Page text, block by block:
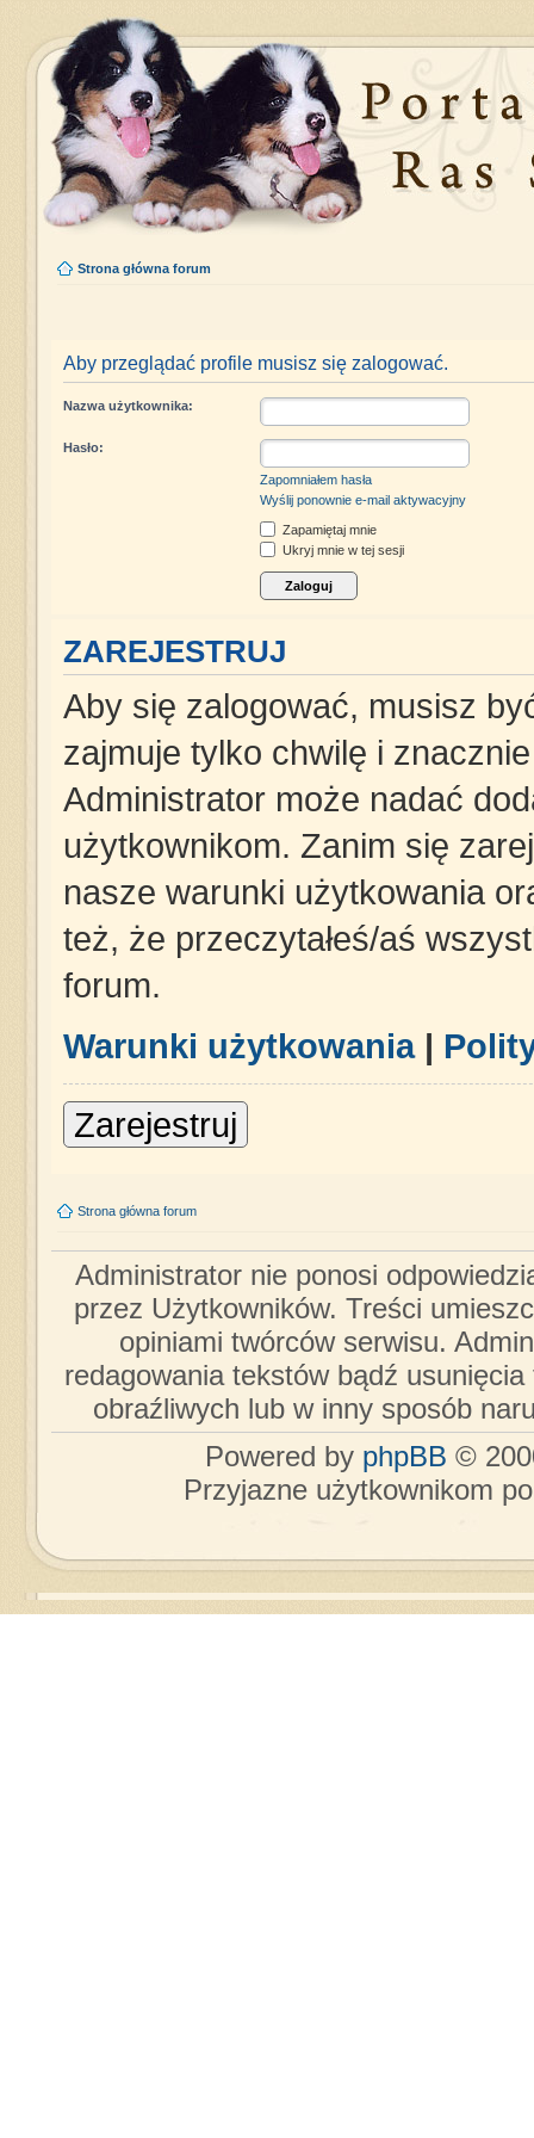
Strona główna forum
Aby przeglądać profile musisz się zalogować.
Nazwa użytkownika:
Hasło:
Zapomniałem hasła
Wyślij ponownie e-mail aktywacyjny
Zapamiętaj mnie
Ukryj mnie w tej sesji
ZAREJESTRUJ
Aby się zalogować, musisz
zajmuje tylko chwilę i
Administrator może nadać
użytkownikom. Zanim się
nasze warunki użytkowania
też, że przeczytałeś/aś
forum.
Warunki użytkowania|
Zarejestruj
Strona główna forum
Administrator nie ponosi
przez Użytkowników. Treści
opiniami twórców serwisu.
redagowania tekstów bądź
obraźliwych lub w inny sposób
Powered by phpBB ©
Przyjazne użytkownikom